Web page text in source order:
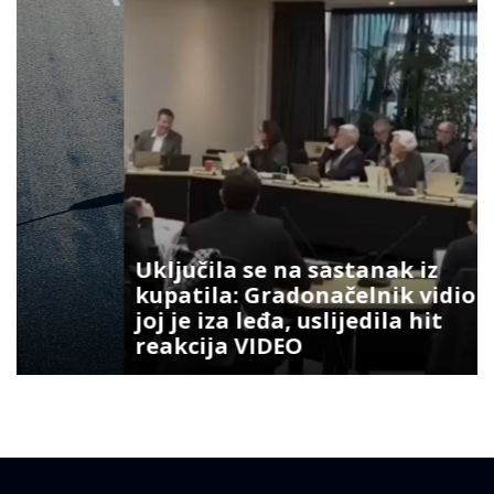
Uključila se na sastanak iz
kupatila: Gradonačelnik vidio šta
joj je iza leđa, uslijedila hit
reakcija VIDEO